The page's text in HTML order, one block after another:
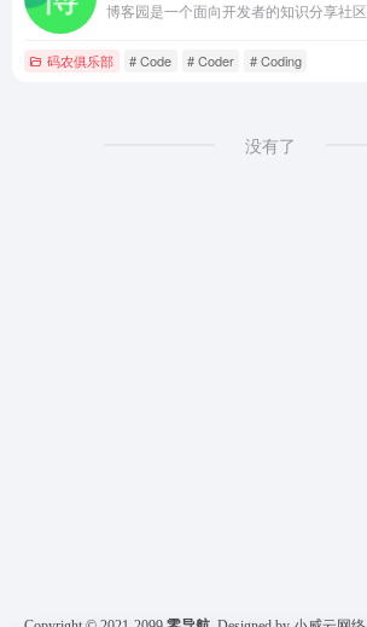
码农俱乐部 # Code # Coder # Coding
没有了